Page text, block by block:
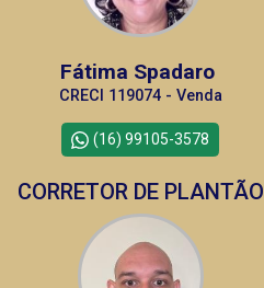
Fátima Spadaro
CRECI 119074 - Venda
(16) 99105-3578
CORRETOR DE PLANTÃO